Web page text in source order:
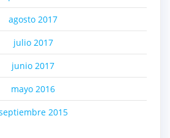
agosto 2017
julio 2017
junio 2017
mayo 2016
2015